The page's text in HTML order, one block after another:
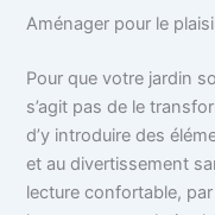
Aménager pour le
Pour que votre jardin
s’agit pas de le
d’y introduire des
et au divertissement
lecture confortable,